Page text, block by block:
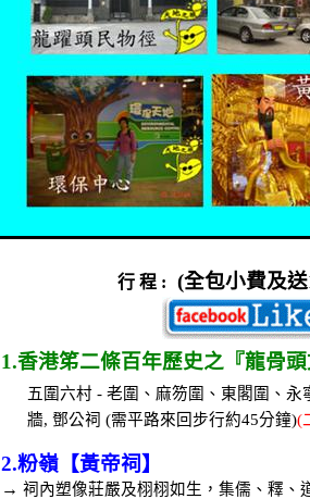
行 程 : (全包小費及送
1.香港笫二條百年歷史之『龍骨
五圍六村- 老圍、麻笏圍、東閣圍、永
牆, 鄧公祠 (需平路來回步行約45分鐘)(
2.粉嶺【黃帝祠】
→ 祠內塑像莊嚴及栩栩如生，集儒、釋、